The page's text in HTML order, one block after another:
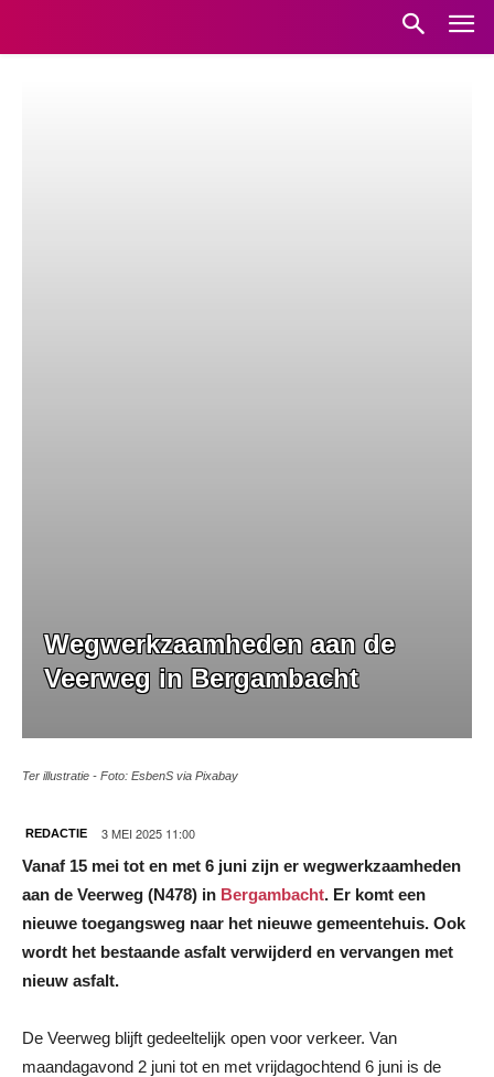
Wegwerkzaamheden aan de
Veerweg in Bergambacht
Ter illustratie - Foto: EsbenS via Pixabay
REDACTIE 3 MEI 2025 11:00
Vanaf 15 mei tot en met 6 juni zijn er wegwerkzaamheden
aan de Veerweg (N478) in Bergambacht. Er komt een
nieuwe toegangsweg naar het nieuwe gemeentehuis. Ook
wordt het bestaande asfalt verwijderd en vervangen met
nieuw asfalt.
De Veerweg blijft gedeeltelijk open voor verkeer. Van
maandagavond 2 juni tot en met vrijdagochtend 6 juni is de